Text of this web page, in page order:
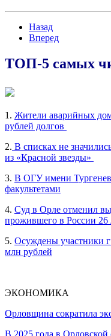
Назад
Вперед
ТОП-5 самых
1. Жители аварийных
рублей долгов
2. В списках не
из «Красной звезды»
3. В ОГУ имени
факультетами
4. Суд в Орле отменил
прожившего в России 26
5. Осуждены участники
млн рублей
ЭКОНОМИКА
Орловщина сократила
В 2025 года в Орловской